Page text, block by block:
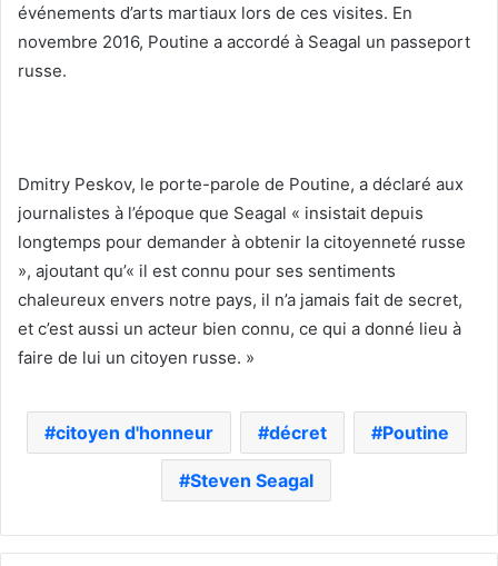
événements d’arts martiaux lors de ces visites. En
novembre 2016, Poutine a accordé à Seagal un passeport
russe.
Dmitry Peskov, le porte-parole de Poutine, a déclaré aux
journalistes à l’époque que Seagal « insistait depuis
longtemps pour demander à obtenir la citoyenneté russe
», ajoutant qu’« il est connu pour ses sentiments
chaleureux envers notre pays, il n’a jamais fait de secret,
et c’est aussi un acteur bien connu, ce qui a donné lieu à
faire de lui un citoyen russe. »
citoyen d'honneur décret Poutine
Steven Seagal